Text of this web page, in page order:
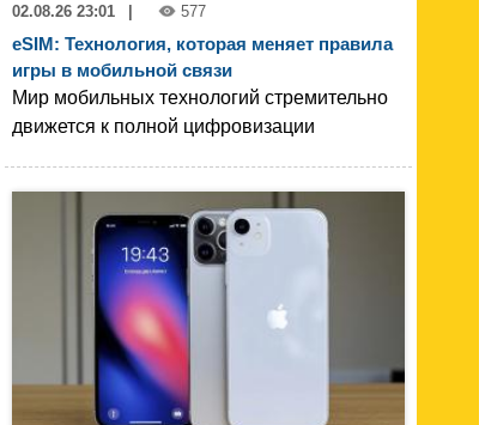
02.08.26 23:01 | 577
eSIM: Технология, которая меняет правила
игры в мобильной связи
Мир мобильных технологий стремительно
движется к полной цифровизации